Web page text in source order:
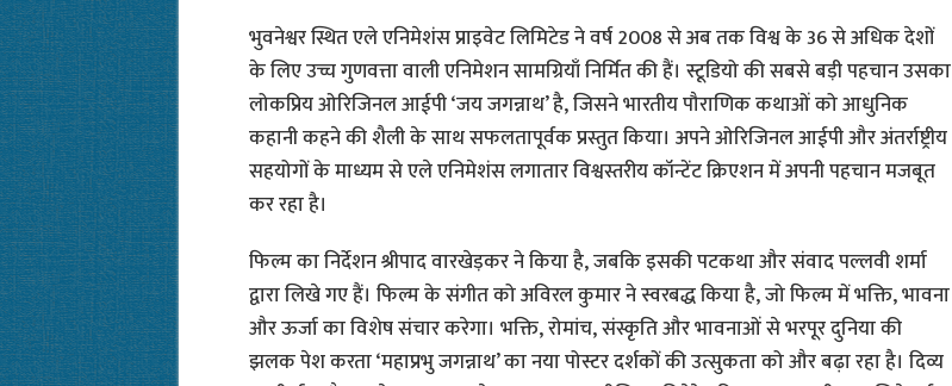
भुवनेश्वर स्थित एले एनिमेशंस प्राइवेट लिमिटेड ने वर्ष 2008 से अब तक विश्व के 36 से अधिक देशों
के लिए उच्च गुणवत्ता वाली एनिमेशन सामग्रियाँ निर्मित की हैं। स्टूडियो की सबसे बड़ी पहचान उसका
लोकप्रिय ओरिजिनल आईपी ‘जय जगन्नाथ’ है, जिसने भारतीय पौराणिक कथाओं को आधुनिक
कहानी कहने की शैली के साथ सफलतापूर्वक प्रस्तुत किया। अपने ओरिजिनल आईपी और अंतर्राष्ट्रीय
सहयोगों के माध्यम से एले एनिमेशंस लगातार विश्वस्तरीय कॉन्टेंट क्रिएशन में अपनी पहचान मजबूत
कर रहा है।
फिल्म का निर्देशन श्रीपाद वारखेड़कर ने किया है, जबकि इसकी पटकथा और संवाद पल्लवी शर्मा
द्वारा लिखे गए हैं। फिल्म के संगीत को अविरल कुमार ने स्वरबद्ध किया है, जो फिल्म में भक्ति, भावना
और ऊर्जा का विशेष संचार करेगा। भक्ति, रोमांच, संस्कृति और भावनाओं से भरपूर दुनिया की
झलक पेश करता ‘महाप्रभु जगन्नाथ’ का नया पोस्टर दर्शकों की उत्सुकता को और बढ़ा रहा है। दिव्य